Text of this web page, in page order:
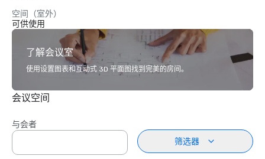
空间（室外）
可供使用
了解会议室
使用设置图表和互动式 3D 平面图找到完美的房间。
会议空间
与会者
筛选器